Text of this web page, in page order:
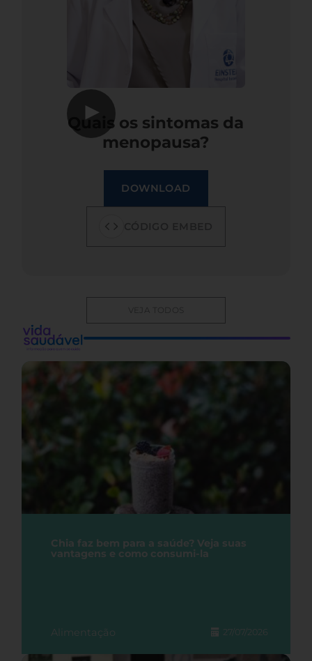
▶
Quais os sintomas da
menopausa?
DOWNLOAD
VEJA TODOS
Chia faz bem para a saúde? Veja suas
vantagens e como consumi-la
Alimentação 27/07/2026